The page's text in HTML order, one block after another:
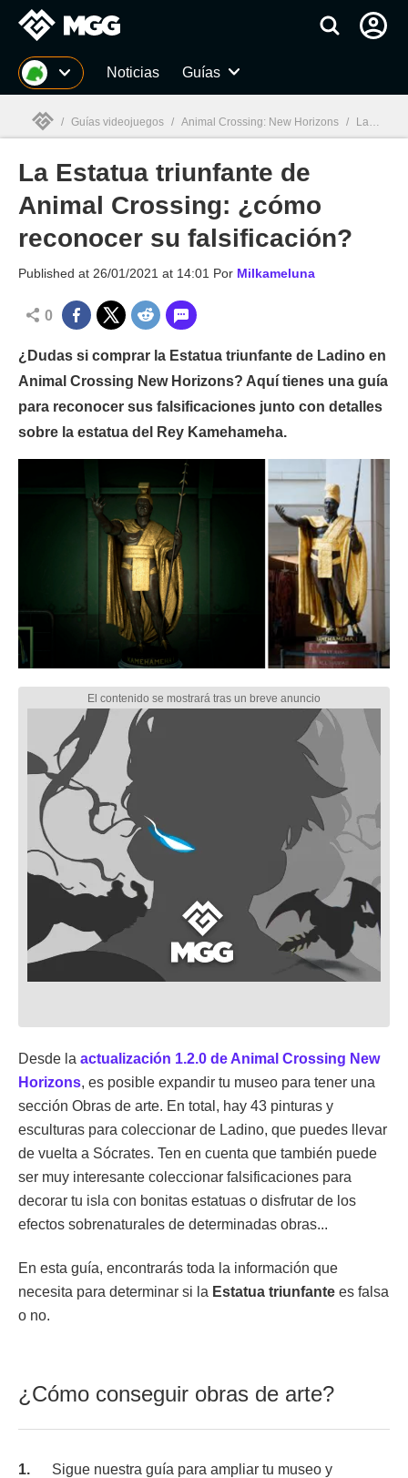
MGG Noticias Guías
MGG
/ Guías videojuegos / Animal Crossing: New Horizons / La Estatua triunfante de Animal Crossing: ¿cómo reconocer su falsificación?
La Estatua triunfante de
Animal Crossing: ¿cómo
reconocer su falsificación?
Published at 26/01/2021 at 14:01 Por Milkameluna
0
¿Dudas si comprar la Estatua triunfante de Ladino en
Animal Crossing New Horizons? Aquí tienes una guía
para reconocer sus falsificaciones junto con detalles
sobre la estatua del Rey Kamehameha.
Desde la actualización 1.2.0 de Animal Crossing New
Horizons, es posible expandir tu museo para tener una
sección Obras de arte. En total, hay 43 pinturas y
esculturas para coleccionar de Ladino, que puedes llevar
de vuelta a Sócrates. Ten en cuenta que también puede
ser muy interesante coleccionar falsificaciones para
decorar tu isla con bonitas estatuas o disfrutar de los
efectos sobrenaturales de determinadas obras...
En esta guía, encontrarás toda la información que
necesita para determinar si la Estatua triunfante es falsa
o no.
¿Cómo conseguir obras de arte?
Sigue nuestra guía para ampliar tu museo y